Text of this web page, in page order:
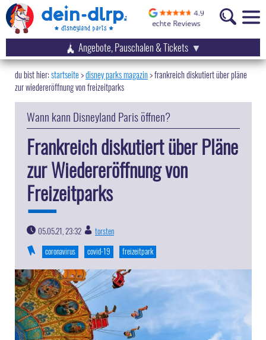
Angebote, Pauschalen & Tickets
startseite disney parks magazin>frankreich diskutiert über pläne
zur wiedereröffnung von freizeitparks
Wann kann Disneyland Paris öffnen?
Frankreich diskutiert über Pläne
zur Wiedereröffnung von
Freizeitparks
05.05.21, 23:32
torsten
coronavirus
covid-19 freizeitpark